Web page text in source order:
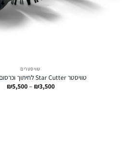
טוויסטרים
טוויסטר Star Cutter לחיתוך וכרסום – פרימיום
₪3,500
–
₪5,500 טווח